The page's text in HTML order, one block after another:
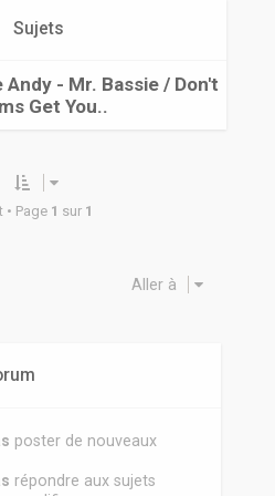
Sujets
Andy - Mr. Bassie / Don't
Get You..
• Page 1 sur 1
Aller à
poster de nouveaux
répondre aux sujets